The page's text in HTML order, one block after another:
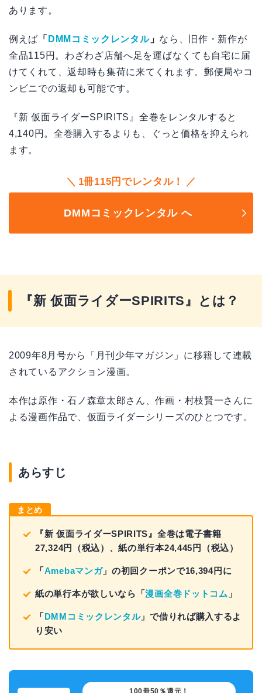
あります。
例えば 「 DMMコミックレンタル」 なら、旧作・新作が
全品115円。わざわざ店舗へ足を運ばなくても自宅に届
けてくれて、返却時も集荷に来てくれます。郵便局やコ
ンビニでの返却も可能です。
『新 仮面ライダーSPIRITS』全巻をレンタルすると
4,140円。全巻購入するよりも、ぐっと価格を抑えられ
ます。
1冊115円でレンタル！
DMMコミックレンタル へ
『新 仮面ライダーSPIRITS』とは？
2009年8月号から「月刊少年マガジン」に移籍して連載
されているアクション漫画。
本作は原作・石ノ森章太郎さん、作画・村枝賢一さんに
よる漫画作品で、仮面ライダーシリーズのひとつです。
あらすじ
まとめ
『新 仮面ライダーSPIRITS』全巻は電子書籍
27,324円（税込）、紙の単行本24,445円（税込）
「Amebaマンガ」の初回クーポンで16,394円に
紙の単行本が欲しいなら「漫画全巻ドットコム 」
「DMMコミックレンタル」で借りれば購入するよ
り安い
100冊50％還元！